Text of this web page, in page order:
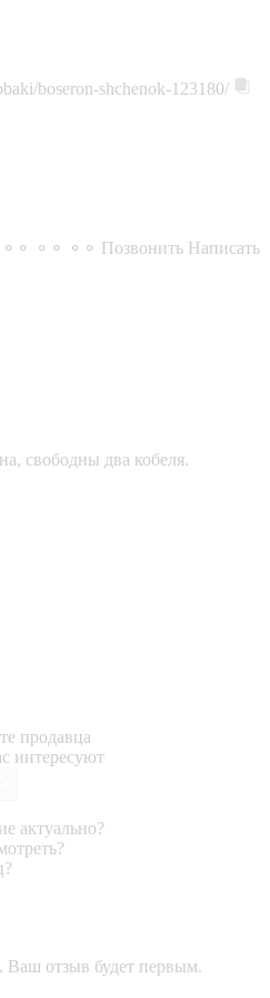
boseron-shchenok-123180/
⚬⚬ ⚬⚬ Позвонить Написать
свободны два кобеля.
продавца
интересуют
актуально?
Ваш отзыв будет первым.